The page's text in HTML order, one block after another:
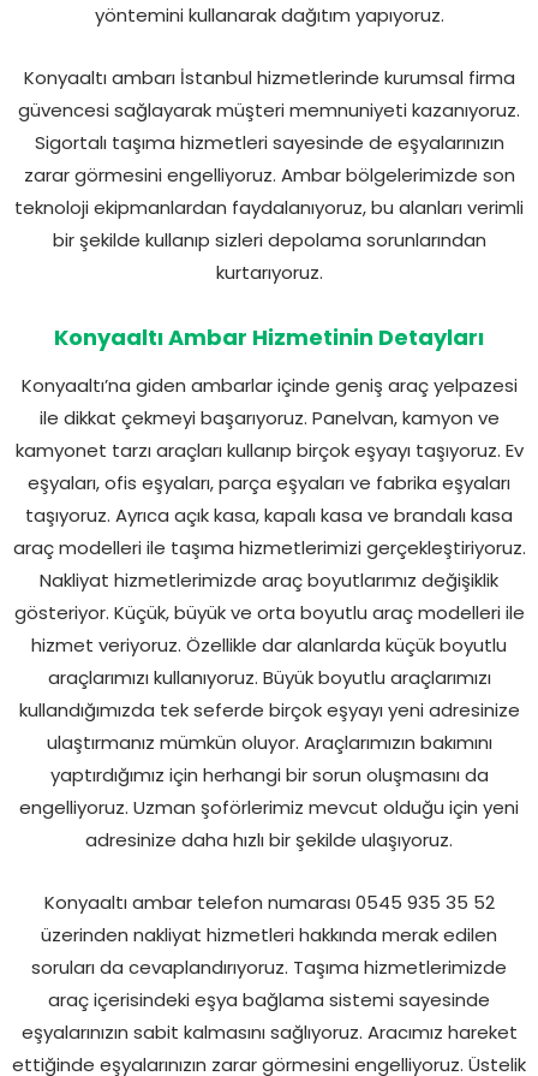
yöntemini kullanarak dağıtım yapıyoruz.
Konyaaltı ambarı İstanbul hizmetlerinde kurumsal firma
güvencesi sağlayarak müşteri memnuniyeti kazanıyoruz.
Sigortalı taşıma hizmetleri sayesinde de eşyalarınızın
zarar görmesini engelliyoruz. Ambar bölgelerimizde son
teknoloji ekipmanlardan faydalanıyoruz, bu alanları verimli
bir şekilde kullanıp sizleri depolama sorunlarından
kurtarıyoruz.
Konyaaltı Ambar Hizmetinin Detayları
Konyaaltı’na giden ambarlar içinde geniş araç yelpazesi
ile dikkat çekmeyi başarıyoruz. Panelvan, kamyon ve
kamyonet tarzı araçları kullanıp birçok eşyayı taşıyoruz. Ev
eşyaları, ofis eşyaları, parça eşyaları ve fabrika eşyaları
taşıyoruz. Ayrıca açık kasa, kapalı kasa ve brandalı kasa
araç modelleri ile taşıma hizmetlerimizi gerçekleştiriyoruz.
Nakliyat hizmetlerimizde araç boyutlarımız değişiklik
gösteriyor. Küçük, büyük ve orta boyutlu araç modelleri ile
hizmet veriyoruz. Özellikle dar alanlarda küçük boyutlu
araçlarımızı kullanıyoruz. Büyük boyutlu araçlarımızı
kullandığımızda tek seferde birçok eşyayı yeni adresinize
ulaştırmanız mümkün oluyor. Araçlarımızın bakımını
yaptırdığımız için herhangi bir sorun oluşmasını da
engelliyoruz. Uzman şoförlerimiz mevcut olduğu için yeni
adresinize daha hızlı bir şekilde ulaşıyoruz.
Konyaaltı ambar telefon numarası 0545 935 35 52
üzerinden nakliyat hizmetleri hakkında merak edilen
soruları da cevaplandırıyoruz. Taşıma hizmetlerimizde
araç içerisindeki eşya bağlama sistemi sayesinde
eşyalarınızın sabit kalmasını sağlıyoruz. Aracımız hareket
ettiğinde eşyalarınızın zarar görmesini engelliyoruz. Üstelik